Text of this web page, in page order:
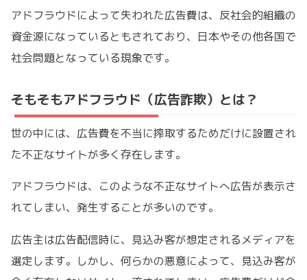
アドフラウドによって失われた広告費は、反社会的組織の
資金源になっているともされており、日本やその他各国で
社会問題となっている現象です。
そもそもアドフラウド（広告詐欺）とは？
世の中には、広告費を不当に搾取するためだけに設置され
た不正なサイトが多く存在します。
アドフラウドは、このような不正なサイトへ広告が表示さ
れてしまい、発生することが多いのです。
広告主は広告配信時に、見込み客が想定されるメディアを
選定します。しかし、何らかの悪意によって、見込み客が